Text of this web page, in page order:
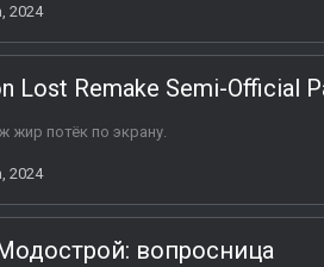
2024
Lost Remake Semi-Official
жир потёк по экрану.
2024
вопросница